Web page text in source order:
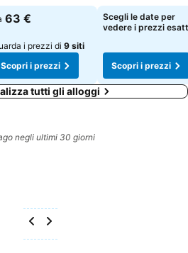
i prezzi
63 €
i prezzi di 9 siti
Scopri i prezzi
Scopri i prezzi
Scegli le date per
vedere i prezzi
Scopri i prezzi
tutti gli alloggi
negli ultimi 30 giorni